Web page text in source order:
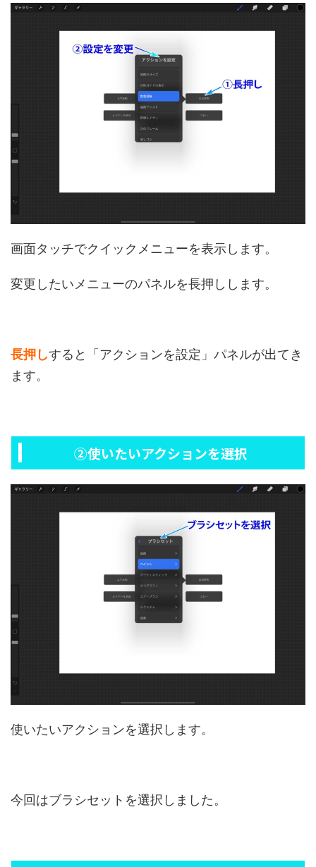
画面タッチでクイックメニューを表示します。
変更したいメニューのパネルを長押しします。
長押しすると「アクションを設定」パネルが出てき
ます。
②使いたいアクションを選択
使いたいアクションを選択します。
今回はブラシセットを選択しました。